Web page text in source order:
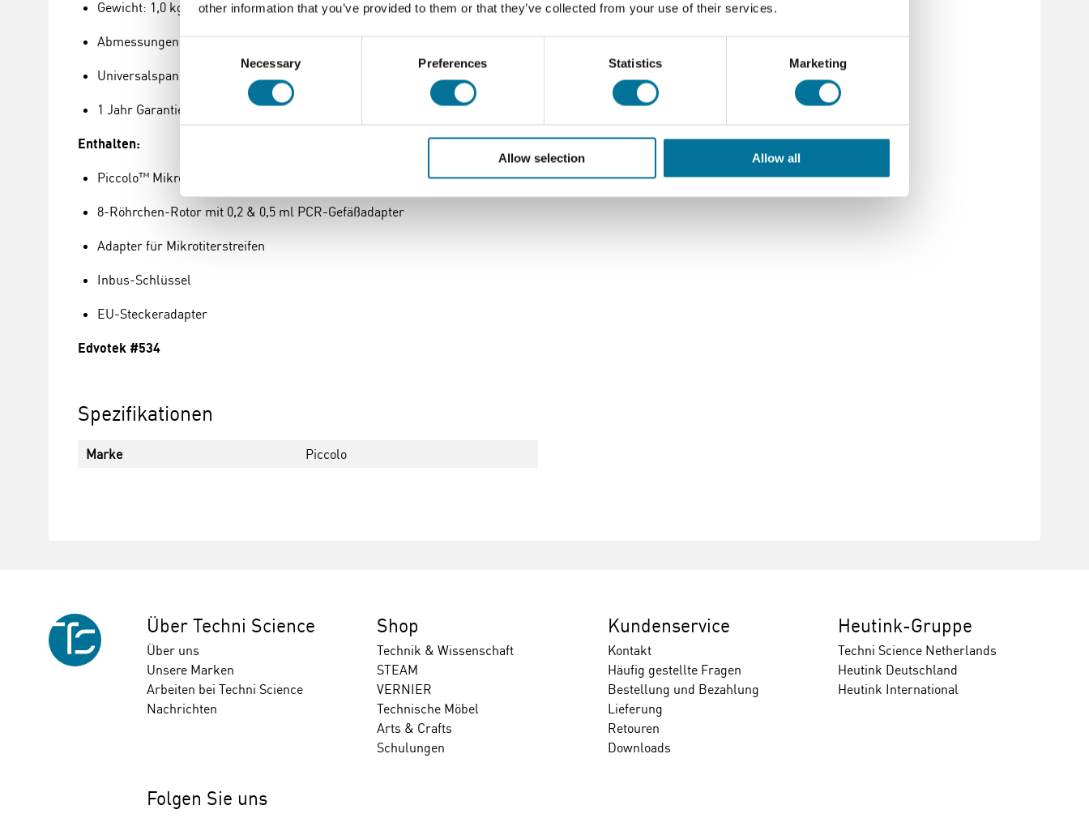
other information that you’ve provided to them or that they’ve collected from your use of their services.
Necessary Preferences Statistics Marketing
Allow selection Allow all
Gewicht: 1,0 kg
Abmessungen: 210 x 180 x 130 mm
Universalspannung für den weltweiten Einsatz
1 Jahr Garantie
Enthalten:
Piccolo™ Mikrozentrifuge
8-Röhrchen-Rotor mit 0,2 & 0,5 ml PCR-Gefäßadapter
Adapter für Mikrotiterstreifen
Inbus-Schlüssel
EU-Steckeradapter
Edvotek #534
Spezifikationen
Marke Piccolo
Über Techni Science
Über uns
Unsere Marken
Arbeiten bei Techni Science
Nachrichten
Shop
Technik & Wissenschaft
STEAM
VERNIER
Technische Möbel
Arts & Crafts
Schulungen
Kundenservice
Kontakt
Häufig gestellte Fragen
Bestellung und Bezahlung
Lieferung
Retouren
Downloads
Heutink-Gruppe
Techni Science Netherlands
Heutink Deutschland
Heutink International
Folgen Sie uns